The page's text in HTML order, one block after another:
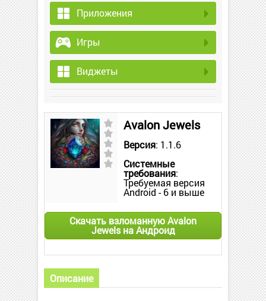
Приложения
Игры
Виджеты
Avalon Jewels
Версия: 1.1.6
Системные
требования:
Требуемая версия
Android - 6 и выше
Скачать взломанную Avalon
Jewels на Андроид
Описание